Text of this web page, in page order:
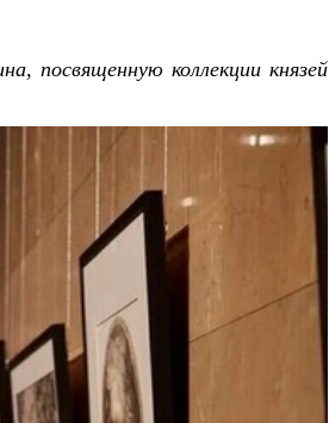
посвященную коллекции князей